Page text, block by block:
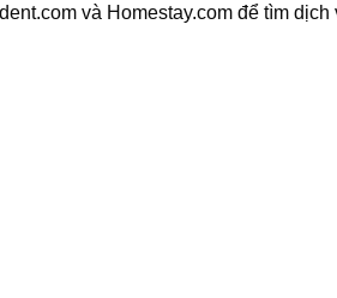
và Homestay.com để tìm dịch